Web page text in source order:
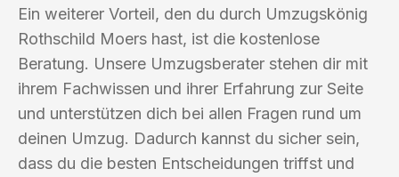
Ein weiterer Vorteil, den du durch Umzugskönig
Rothschild Moers hast, ist die kostenlose
Beratung. Unsere Umzugsberater stehen dir mit
ihrem Fachwissen und ihrer Erfahrung zur Seite
und unterstützen dich bei allen Fragen rund um
deinen Umzug. Dadurch kannst du sicher sein,
dass du die besten Entscheidungen triffst und